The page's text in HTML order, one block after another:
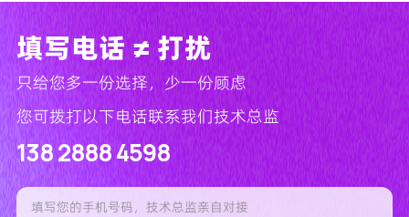
填写电话 ≠ 打扰
只给您多一份选择，少一份顾虑
您可拨打以下电话联系我们技术总监
138 2888 4598